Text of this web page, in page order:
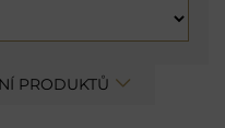
Brugal je proslulá
v Karibiku. Rum Brugal
Karibiku. I proto je
PRODUKTŮ